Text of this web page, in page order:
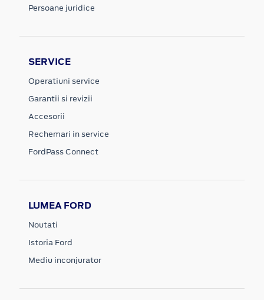
Persoane juridice
SERVICE
Operatiuni service
Garantii si revizii
Accesorii
Rechemari in service
FordPass Connect
LUMEA FORD
Noutati
Istoria Ford
Mediu inconjurator